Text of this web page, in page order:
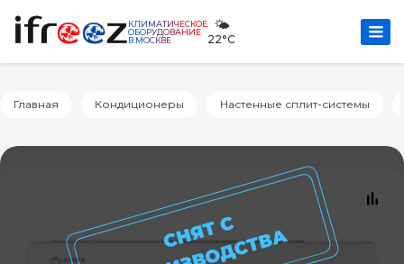
КЛИМАТИЧЕСКОЕ
ОБОРУДОВАНИЕ
В МОСКВЕ
🌤️
22°C
Главная Кондиционеры Настенные сплит-системы